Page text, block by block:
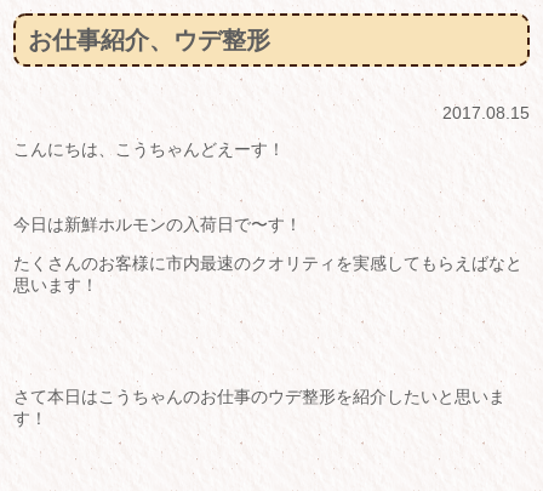
お仕事紹介、ウデ整形
2017.08.15
こんにちは、こうちゃんどえーす！
今日は新鮮ホルモンの入荷日で〜す！
たくさんのお客様に市内最速のクオリティを実感してもらえばなと
思います！
さて本日はこうちゃんのお仕事のウデ整形を紹介したいと思いま
す！